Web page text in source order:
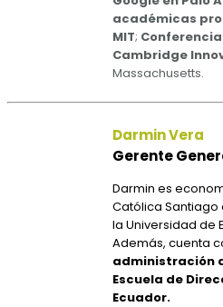
académicas
MIT; Conferencia
Cambridge
Massachusetts.
Darmin Vera
Gerente
Darmin es
Católica
la Universidad de
Además, cuenta
administración
Escuela de
Ecuador.